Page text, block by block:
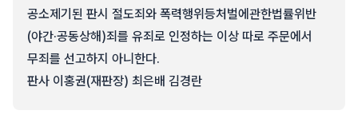
공소제기된 판시 절도죄와 폭력행위등처벌에관한법률위반
(야간·공동상해)죄를 유죄로 인정하는 이상 따로 주문에서
무죄를 선고하지 아니한다.
판사 이홍권(재판장) 최은배 김경란